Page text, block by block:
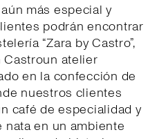
más especial y
podrán encontrar
“Zara by Castro”,
atelier
en la confección de
nuestros clientes
café de especialidad y
en un ambiente